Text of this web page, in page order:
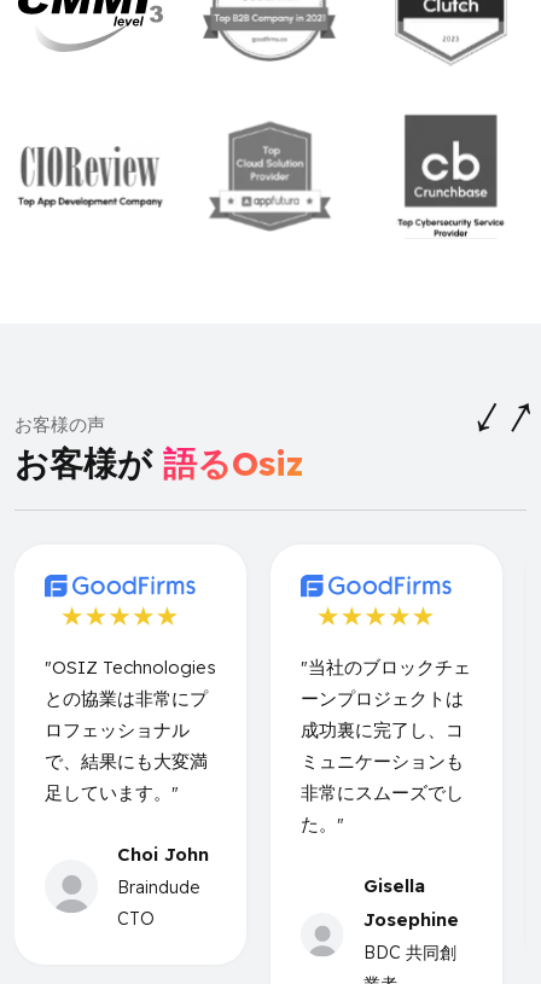
お客様の声
お客様が 語るOsiz
"OSIZ Technologies
との協業は非常にプ
ロフェッショナル
で、結果にも大変満
足しています。"
Choi John
Braindude
CTO
"当社のブロックチェ
ーンプロジェクトは
成功裏に完了し、コ
ミュニケーションも
非常にスムーズでし
た。"
Gisella
Josephine
BDC 共同創